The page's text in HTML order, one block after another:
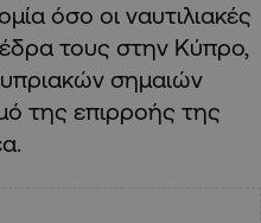
όσο οι ναυτιλιακές
έδρα τους στην Κύπρο,
σημαιών
της επιρροής της